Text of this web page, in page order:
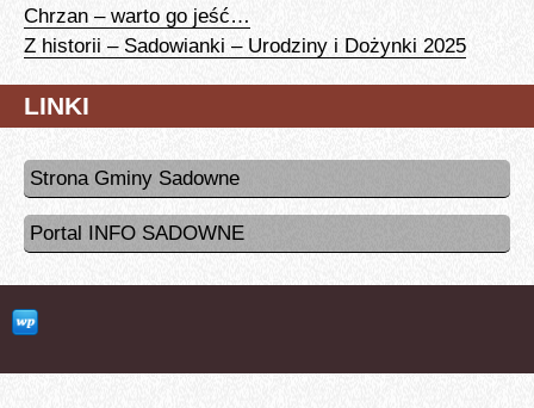
Chrzan – warto go jeść…
Z historii – Sadowianki – Urodziny i Dożynki 2025
LINKI
Strona Gminy Sadowne
Portal INFO SADOWNE